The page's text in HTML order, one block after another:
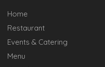
Home
Restaurant
Events & Catering
Menu